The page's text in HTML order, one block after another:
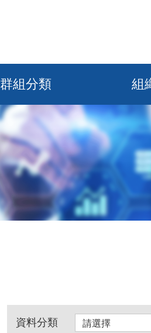
群組分類 組
資料分類